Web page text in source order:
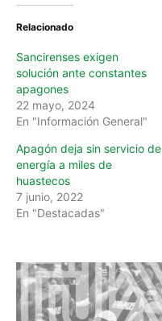
Relacionado
Sancirenses exigen
solución ante constantes
apagones
22 mayo, 2024
En "Información General"
Apagón deja sin servicio de
energía a miles de
huastecos
7 junio, 2022
En "Destacadas"